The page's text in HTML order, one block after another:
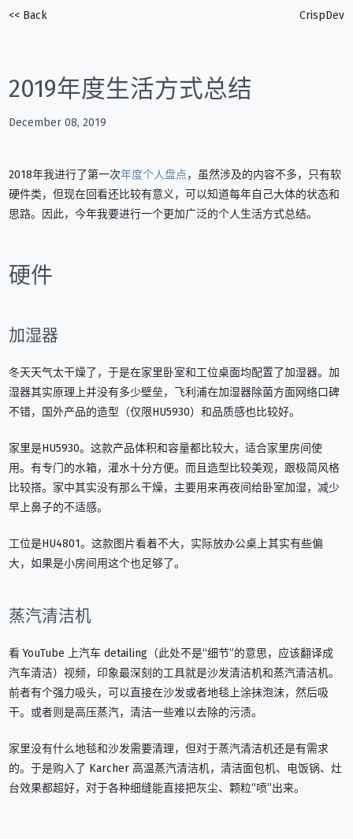
CrispDev
<< Back
2019年度生活方式总结
December 08, 2019
2018年我进行了第一次年度个人盘点，虽然涉及的内容不多，只有软
硬件类，但现在回看还比较有意义，可以知道每年自己大体的状态和
思路。因此，今年我要进行一个更加广泛的个人生活方式总结。
硬件
加湿器
冬天天气太干燥了，于是在家里卧室和工位桌面均配置了加湿器。加
湿器其实原理上并没有多少壁垒，飞利浦在加湿器除菌方面网络口碑
不错，国外产品的造型（仅限HU5930）和品质感也比较好。
家里是HU5930。这款产品体积和容量都比较大，适合家里房间使
用。有专门的水箱，灌水十分方便。而且造型比较美观，跟极简风格
比较搭。家中其实没有那么干燥，主要用来再夜间给卧室加湿，减少
早上鼻子的不适感。
工位是HU4801。这款图片看着不大，实际放办公桌上其实有些偏
大，如果是小房间用这个也足够了。
蒸汽清洁机
看 YouTube 上汽车 detailing（此处不是“细节”的意思，应该翻译成
汽车清洁）视频，印象最深刻的工具就是沙发清洁机和蒸汽清洁机。
前者有个强力吸头，可以直接在沙发或者地毯上涂抹泡沫，然后吸
干。或者则是高压蒸汽，清洁一些难以去除的污渍。
家里没有什么地毯和沙发需要清理，但对于蒸汽清洁机还是有需求
的。于是购入了 Karcher 高温蒸汽清洁机，清洁面包机、电饭锅、灶
台效果都超好，对于各种细缝能直接把灰尘、颗粒“喷”出来。